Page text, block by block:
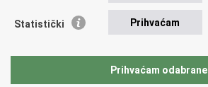
Zaklada policijske solidarnosti
Udruge
Statistički Prihvaćam
Prihvaćam odabrane